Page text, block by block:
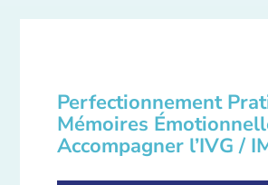
Perfectionnement
Mémoires
Accompagner l’IVG /